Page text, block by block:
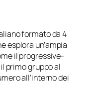
formato da 4
esplora un’ampia
il progressive-
primo gruppo al
all’interno dei